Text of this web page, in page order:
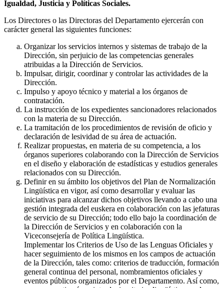
Igualdad, Justicia y Políticas Sociales.
Los Directores o las Directoras del Departamento ejercerán con
carácter general las siguientes funciones:
Organizar los servicios internos y sistemas de trabajo de la
Dirección, sin perjuicio de las competencias generales
atribuidas a la Dirección de Servicios.
Impulsar, dirigir, coordinar y controlar las actividades de la
Dirección.
Impulso y apoyo técnico y material a los órganos de
contratación.
La instrucción de los expedientes sancionadores relacionados
con la materia de su Dirección.
La tramitación de los procedimientos de revisión de oficio y
declaración de lesividad de su área de actuación.
Realizar propuestas, en materia de su competencia, a los
órganos superiores colaborando con la Dirección de Servicios
en el diseño y elaboración de estadísticas y estudios generales
relacionados con su Dirección.
Definir en su ámbito los objetivos del Plan de Normalización
Lingüística en vigor, así como desarrollar y evaluar las
iniciativas para alcanzar dichos objetivos llevando a cabo una
gestión integrada del euskera en colaboración con las jefaturas
de servicio de su Dirección; todo ello bajo la coordinación de
la Dirección de Servicios y en colaboración con la
Viceconsejería de Política Lingüística.
Implementar los Criterios de Uso de las Lenguas Oficiales y
hacer seguimiento de los mismos en los campos de actuación
de la Dirección, tales como: criterios de traducción, formación
general continua del personal, nombramientos oficiales y
eventos públicos organizados por el Departamento. Así como,